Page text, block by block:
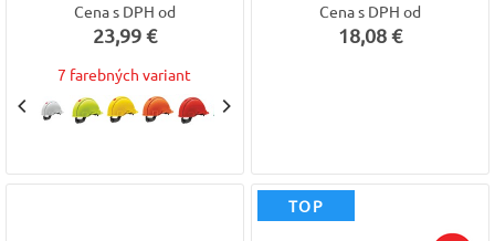
Cena s DPH od
23,99 €
7 farebných variant
Cena s DPH od
18,08 €
TOP